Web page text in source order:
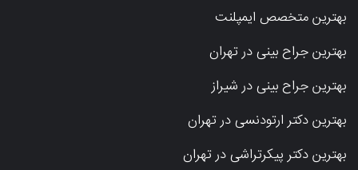
بهترین متخصص ایمپلنت
بهترین جراح بینی در تهران
بهترین جراح بینی در شیراز
بهترین دکتر ارتودنسی در تهران
بهترین دکتر پیکرتراشی در تهران